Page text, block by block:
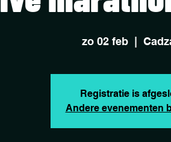
zo 02 feb
  |
Registratie is
Andere evenementen